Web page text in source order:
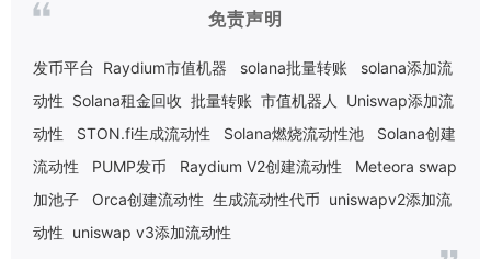
免责声明
发币平台 Raydium市值机器 solana批量转账
solana添加流
动性 Solana租金回收 批量转账 市值机器人
Uniswap添加流
动性
STON.fi生成流动性 Solana燃烧流动性池
Solana创建
流动性
PUMP发币 Raydium V2创建流动性
Meteora swap
加池子
Orca创建流动性 生成流动性代币 uniswapv2添加流
动性 uniswap v3添加流动性